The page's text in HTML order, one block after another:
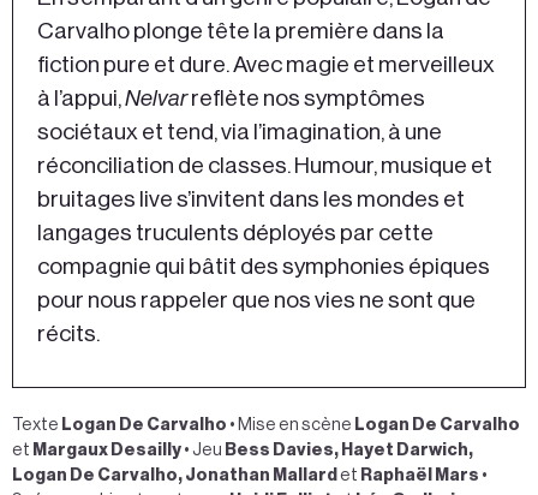
Carvalho plonge tête la première dans la
fiction pure et dure. Avec magie et merveilleux
à l’appui,Nelvarreflète nos symptômes
sociétaux et tend, via l’imagination, à une
réconciliation de classes. Humour, musique et
bruitages live s’invitent dans les mondes et
langages truculents déployés par cette
compagnie qui bâtit des symphonies épiques
pour nous rappeler que nos vies ne sont que
récits.
Texte Logan De Carvalho • Mise en scène Logan De Carvalho
et Margaux Desailly • Jeu Bess Davies, Hayet Darwich,
Logan De Carvalho, Jonathan Mallard et Raphaël Mars •